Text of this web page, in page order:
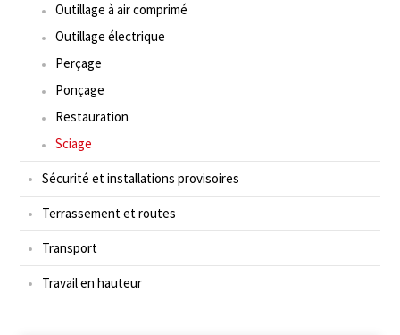
Outillage à air comprimé
Outillage électrique
Perçage
Ponçage
Restauration
Sciage
Sécurité et installations provisoires
Terrassement et routes
Transport
Travail en hauteur